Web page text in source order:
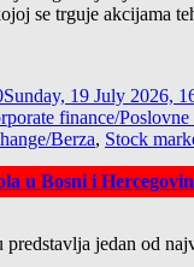
se trguje akcijama
Sunday, 19 July 2026,
finance/
Berza, Stock
u Bosni i
predstavlja jedan od